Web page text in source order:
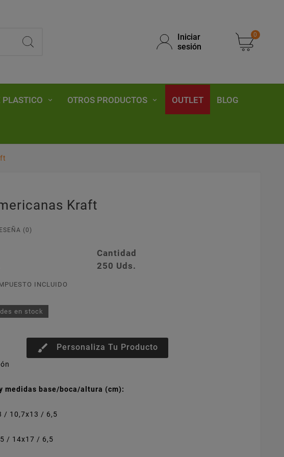
Iniciar
sesión
0
PLASTICO OTROS PRODUCTOS OUTLET BLOG
Kraft
(0)
Cantidad
250 Uds.
INCLUIDO
en stock
brush Personaliza Tu Producto
medidas base/boca/altura (cm):
/ 10,7x13 / 6,5
/ 14x17 / 6,5